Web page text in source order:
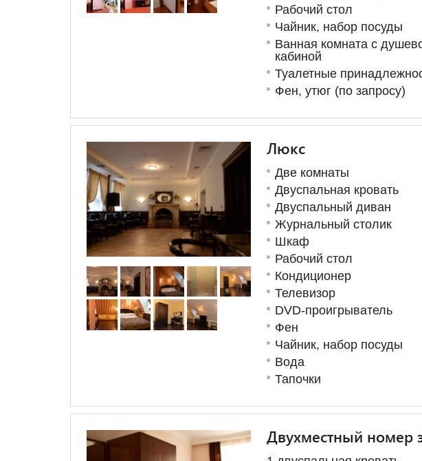
Рабочий стол
Чайник, набор посуды
Ванная комната с
кабиной
Туалетные
Фен, утюг (по запросу)
Люкс
Две комнаты
Двуспальная кровать
Двуспальный диван
Журнальный столик
Шкаф
Рабочий стол
Кондиционер
Телевизор
DVD-проигрыватель
Фен
Чайник, набор посуды
Вода
Тапочки
Двухместный номер